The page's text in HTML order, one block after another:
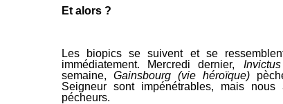
Et alors ?
Les biopics se suivent et se
immédiatement. Mercredi dernier,
Invictus
semaine, Gainsbourg (vie héroïque)
Seigneur sont impénétrables, mais
pécheurs.